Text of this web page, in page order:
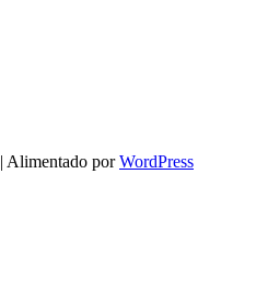
| Alimentado porWordPress